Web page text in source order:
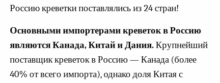
Россию креветки поставлялись из 24 стран!
Основными импортерами креветок в Россию
являются Канада, Китай и Дания.Крупнейший
поставщик креветок в Россию — Канада (более
40% от всего импорта), однако доля Китая с